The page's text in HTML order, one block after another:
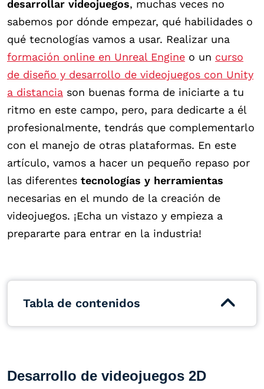
desarrollar videojuegos, muchas veces no
sabemos por dónde empezar, qué habilidades o
qué tecnologías vamos a usar. Realizar una
formación online en Unreal Engine o un curso
de diseño y desarrollo de videojuegos con Unity
a distancia son buenas forma de iniciarte a tu
ritmo en este campo, pero, para dedicarte a él
profesionalmente, tendrás que complementarlo
con el manejo de otras plataformas. En este
artículo, vamos a hacer un pequeño repaso por
las diferentes tecnologías y herramientas
necesarias en el mundo de la creación de
videojuegos. ¡Echa un vistazo y empieza a
prepararte para entrar en la industria!
Tabla de contenidos
Desarrollo de videojuegos 2D